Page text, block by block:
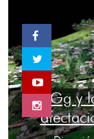
El IGg y
Previous